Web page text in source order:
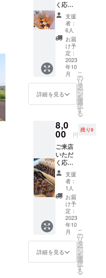
さい♪
使用期
限：
2023年
12月末
まで。
く応援
プラン
②！
ドーナ
ツ16
ピー
ス、新
ニュー
お試し
チケッ
ト付
き。
DONAD
ドーナ
ツをぜ
ひお楽
しみく
ださい♪
使用期
限：
2023年
12月末
まで。
支援
者：
6人
お届
け予
定：
2023
年10
月
詳細を見る
こ
の
リ
タ
ー
ン
を
選
択
す
る
8,0
00 円
残り9
ご来店
いただ
く応援
プラン
④！ 60
分ドー
ナツ食
べ放題
ペアチ
ケット
付き
（クラ
ウド
ファン
ディン
グ限定
支援
者：
1人
お届
け予
定：
2023
年10
月
詳細を見る
こ
の
リ
タ
ー
ン
を
選
択
す
る